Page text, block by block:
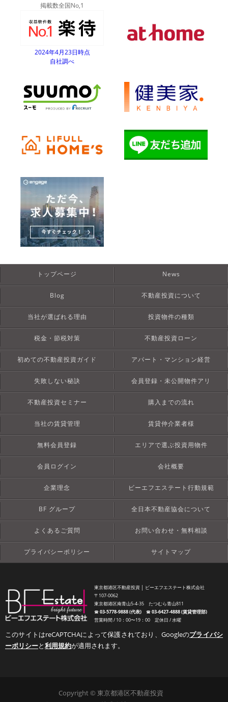
掲載数全国No,1
2024年4月23日時点
自社調べ
トップページ News
Blog 不動産投資について
当社が選ばれる理由 投資物件の種類
税金・節税対策 不動産投資ローン
初めての不動産投資ガイド アパート・マンション経営
失敗しない秘訣 会員登録・未公開物件アリ
不動産投資セミナー 購入までの流れ
当社の賃貸管理 賃貸仲介業者様
無料会員登録 エリアで選ぶ投資用物件
会員ログイン 会社概要
企業理念 ビーエフエステート行動規範
BF グループ 全日本不動産協会について
よくあるご質問 お問い合わせ・無料相談
プライバシーポリシー サイトマップ
東京都港区不動産投資 │ ビーエフエステート株式会社
〒107-0062
東京都港区南青山5-4-35 たつむら青山811
☎︎03-5778-9888 (代表)☎︎03-6427-4888 (賃貸管理部)
営業時間 / 10：00〜19：00 定休日 / 水曜
このサイトはreCAPTCHAによって保護されており、Googleのプライバシ
ーポリシーと利用規約が適用されます。
Copyright © 東京都港区不動産投資